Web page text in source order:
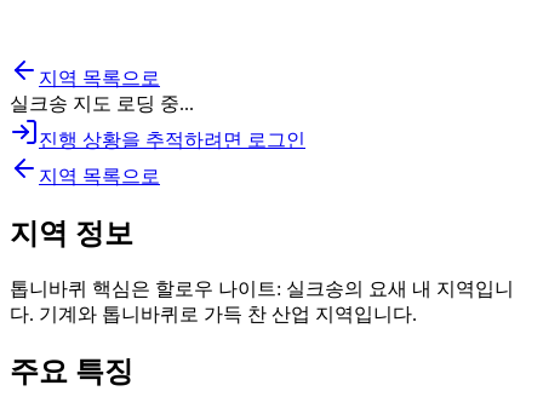
지역 목록으로
실크송 지도 로딩 중...
진행 상황을 추적하려면 로그인
지역 목록으로
지역 정보
톱니바퀴 핵심은 할로우 나이트: 실크송의 요새 내 지역입니
다. 기계와 톱니바퀴로 가득 찬 산업 지역입니다.
주요 특징